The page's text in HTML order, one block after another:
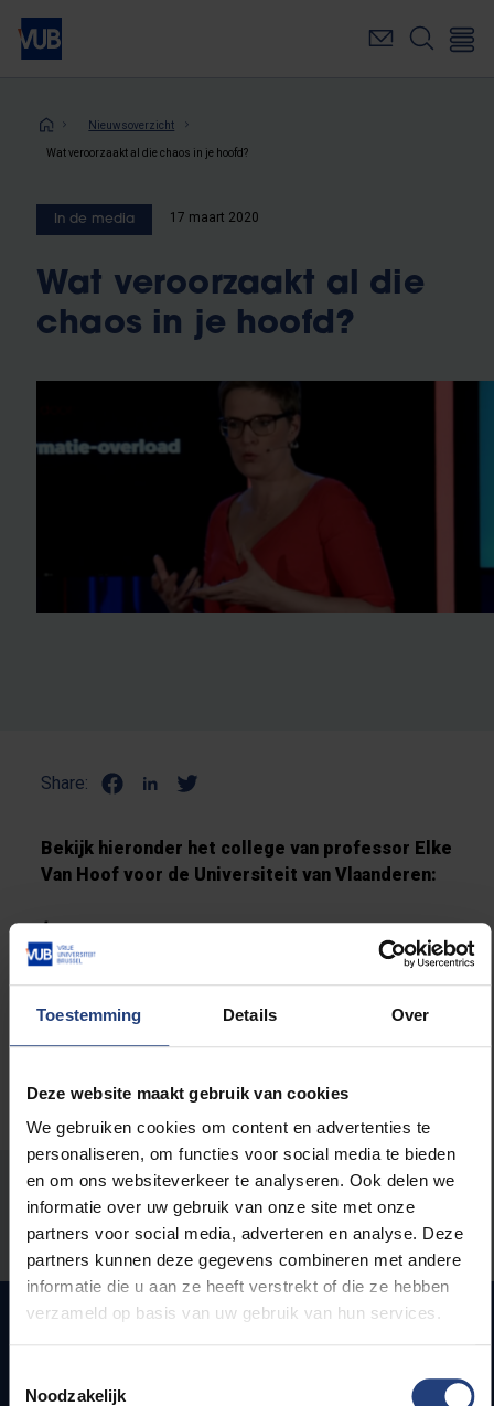
Toestemming Details Over
Deze website maakt gebruik van cookies
We gebruiken cookies om content en advertenties te
personaliseren, om functies voor social media te bieden
en om ons websiteverkeer te analyseren. Ook delen we
informatie over uw gebruik van onze site met onze
partners voor social media, adverteren en analyse. Deze
partners kunnen deze gegevens combineren met andere
informatie die u aan ze heeft verstrekt of die ze hebben
verzameld op basis van uw gebruik van hun services.
Noodzakelijk
Overslaan
naar
inhoudKruimelpad
Nieuwsoverzicht
Wat veroorzaakt al die chaos in je hoofd?
In de media 17 maart 2020
Wat veroorzaakt al die
chaos in je hoofd?
Share:
Bekijk hieronder het college van professor Elke
Van Hoof voor de Universiteit van Vlaanderen:
Lees meer:
VRT NWS:
"Trek je soms de koelkast open en weet
je niet meer wat je kwam halen?"
Stond er een fout op deze pagina?
Laat het ons weten